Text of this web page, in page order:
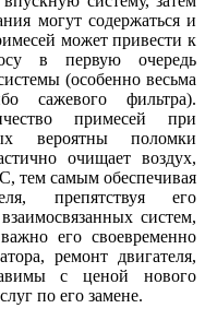
могут содержаться и
может привести к
в первую очередь
(особенно весьма
сажевого фильтра).
примесей при
вероятны поломки
очищает воздух,
тем самым обеспечивая
препятствуя его
систем,
его своевременно
ремонт двигателя,
с ценой нового
по его замене.